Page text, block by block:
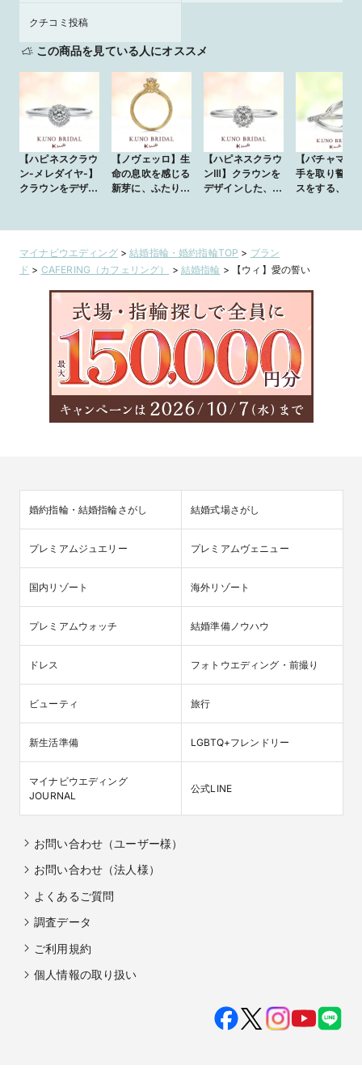
クチコミ投稿
この商品を見ている人にオススメ
【ハピネスクラウ
ン-メレダイヤ-】
クラウンをデザイ
【ノヴェッロ】生
命の息吹を感じる
新芽に、ふたりの
【ハピネスクラウ
ンⅢ】クラウンを
デザインした、側
【バチャマー
手を取り誓い
スをする、愛
マイナビウエディング>結婚指輪・婚約指輪TOP > ブラン
ド > CAFERING（カフェリング） > 結婚指輪 > 【ウィ】愛の誓い
婚約指輪・結婚指輪さがし 結婚式場さがし
プレミアムジュエリー プレミアムヴェニュー
国内リゾート 海外リゾート
プレミアムウォッチ 結婚準備ノウハウ
ドレス フォトウエディング・前撮り
ビューティ 旅行
新生活準備 LGBTQ+フレンドリー
マイナビウエディング
JOURNAL
公式LINE
お問い合わせ（ユーザー様）
お問い合わせ（法人様）
よくあるご質問
調査データ
ご利用規約
個人情報の取り扱い